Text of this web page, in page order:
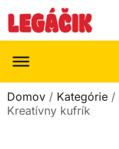
Domov / Kategórie /
Kreatívny kufrík